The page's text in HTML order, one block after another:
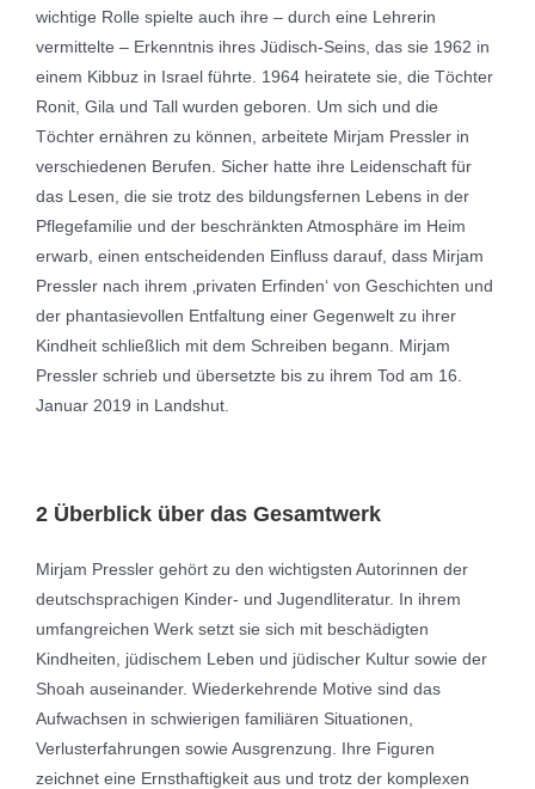
wichtige Rolle spielte auch ihre – durch eine Lehrerin
vermittelte – Erkenntnis ihres Jüdisch-Seins, das sie 1962 in
einem Kibbuz in Israel führte. 1964 heiratete sie, die Töchter
Ronit, Gila und Tall wurden geboren. Um sich und die
Töchter ernähren zu können, arbeitete Mirjam Pressler in
verschiedenen Berufen. Sicher hatte ihre Leidenschaft für
das Lesen, die sie trotz des bildungsfernen Lebens in der
Pflegefamilie und der beschränkten Atmosphäre im Heim
erwarb, einen entscheidenden Einfluss darauf, dass Mirjam
Pressler nach ihrem ‚privaten Erfinden‘ von Geschichten und
der phantasievollen Entfaltung einer Gegenwelt zu ihrer
Kindheit schließlich mit dem Schreiben begann. Mirjam
Pressler schrieb und übersetzte bis zu ihrem Tod am 16.
Januar 2019 in Landshut.
2 Überblick über das Gesamtwerk
Mirjam Pressler gehört zu den wichtigsten Autorinnen der
deutschsprachigen Kinder- und Jugendliteratur. In ihrem
umfangreichen Werk setzt sie sich mit beschädigten
Kindheiten, jüdischem Leben und jüdischer Kultur sowie der
Shoah auseinander. Wiederkehrende Motive sind das
Aufwachsen in schwierigen familiären Situationen,
Verlusterfahrungen sowie Ausgrenzung. Ihre Figuren
zeichnet eine Ernsthaftigkeit aus und trotz der komplexen